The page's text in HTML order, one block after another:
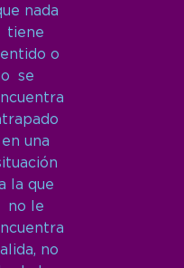
nada
tiene
o
se
en una
la que
no le
no